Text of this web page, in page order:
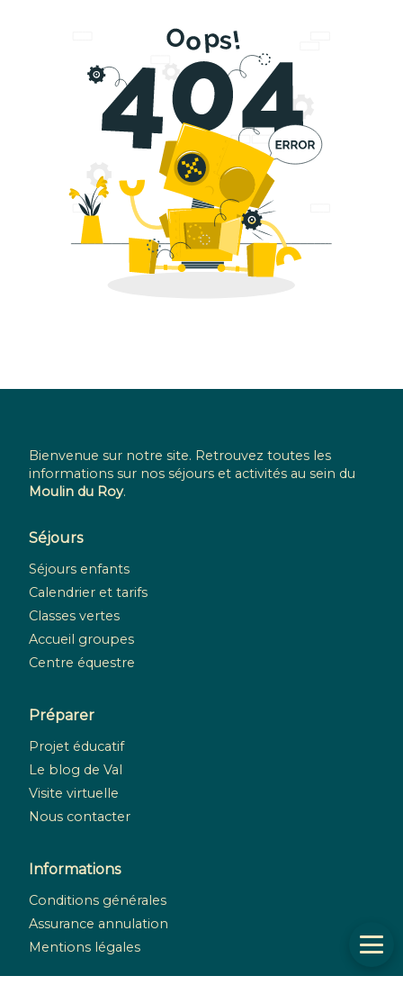
Bienvenue sur notre site. Retrouvez toutes les
informations sur nos séjours et activités au sein du
Moulin du Roy.
Séjours
Séjours enfants
Calendrier et tarifs
Classes vertes
Accueil groupes
Centre équestre
Préparer
Projet éducatif
Le blog de Val
Visite virtuelle
Nous contacter
Informations
Conditions générales
Assurance annulation
Mentions légales